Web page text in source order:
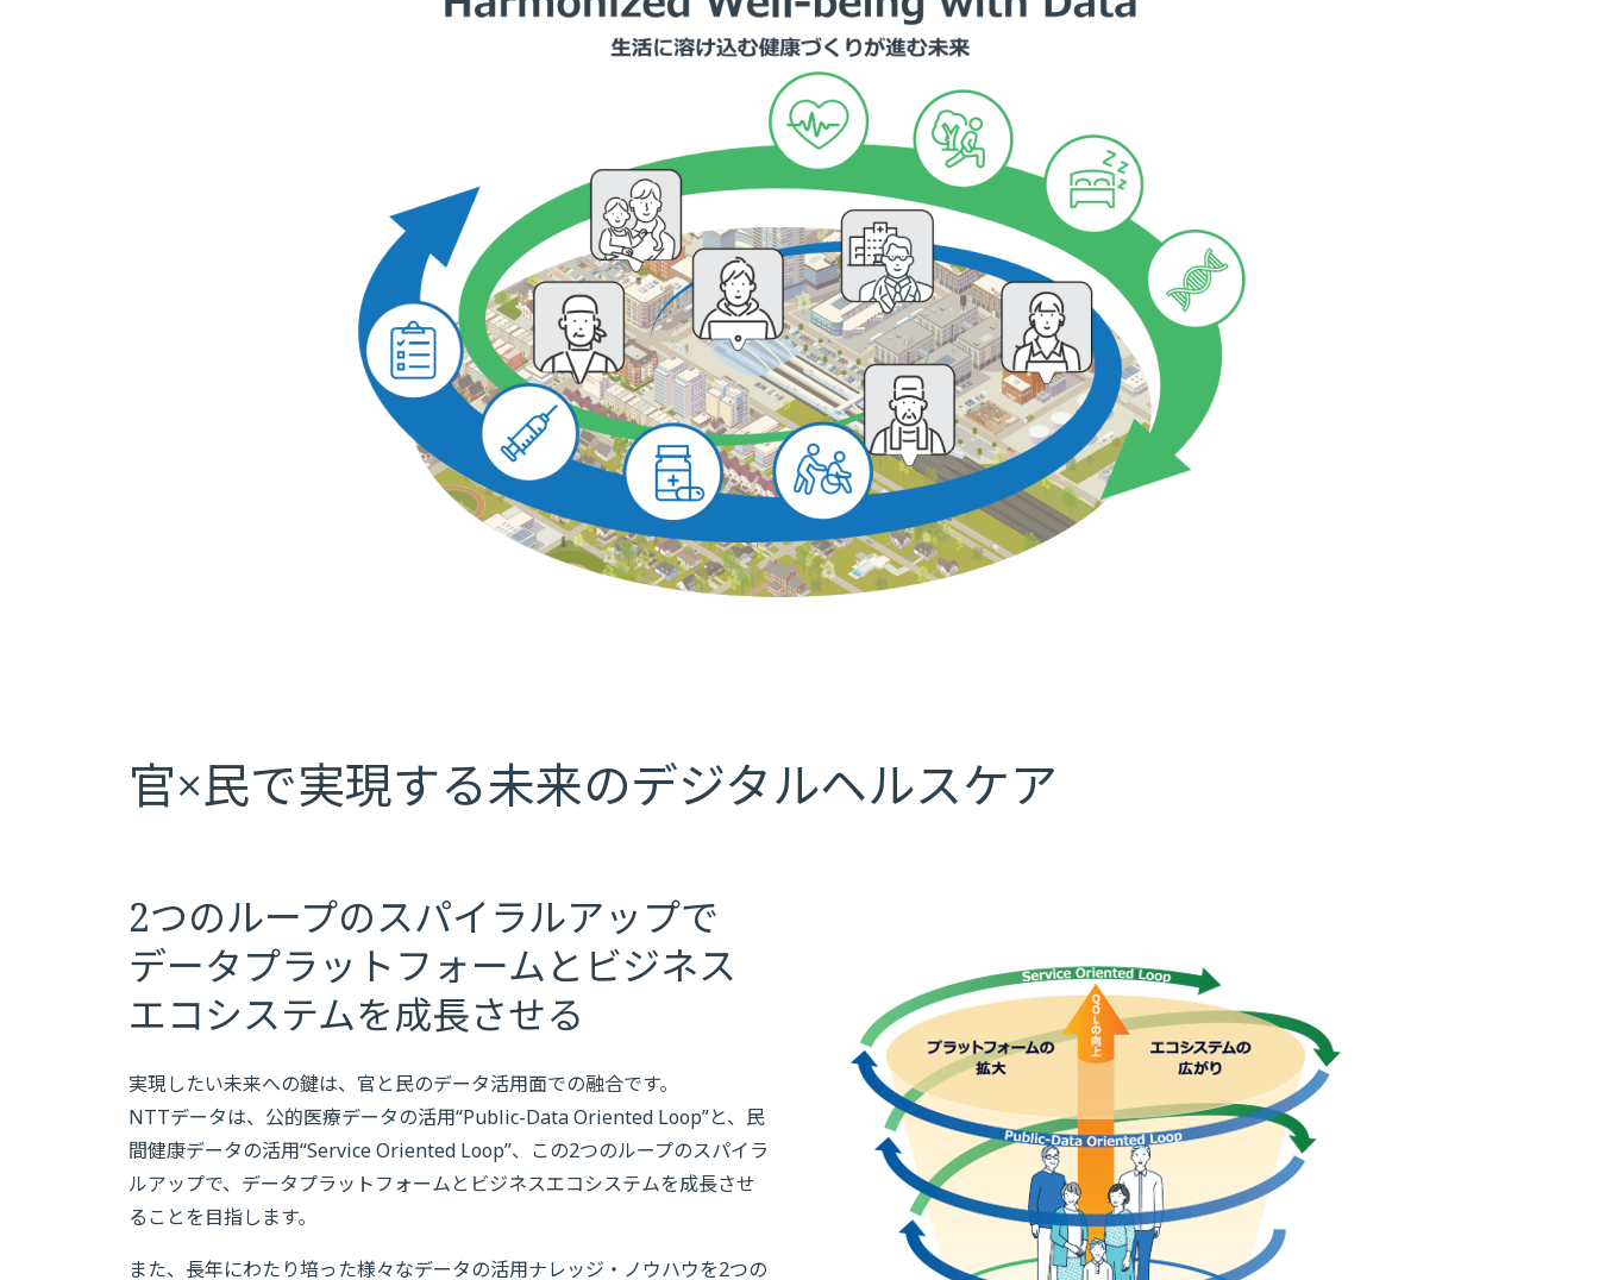
官×民で実現する未来のデジタルヘルスケア
2つのループのスパイラルアップで
データプラットフォームとビジネス
エコシステムを成長させる
実現したい未来への鍵は、官と民のデータ活用面での融合です。
NTTデータは、公的医療データの活用“Public-Data Oriented Loop”と、民
間健康データの活用“Service Oriented Loop”、この2つのループのスパイラ
ルアップで、データプラットフォームとビジネスエコシステムを成長させ
ることを目指します。
また、長年にわたり培った様々なデータの活用ナレッジ・ノウハウを2つの